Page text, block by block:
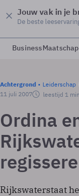
Jouw vak in je
De beste
Business
Achtergrond Leiderschap
11 juli 2007
leestijd 1
Ordina
Rijkswaterstaat